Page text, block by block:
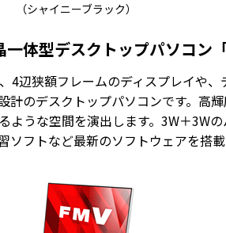
（シャイニーブラック）
体型デスクトップパソコン
4辺狭額フレームのディスプレイや
のデスクトップパソコンです。高
ような空間を演出します。3W＋3W
フトなど最新のソフトウェアを搭載